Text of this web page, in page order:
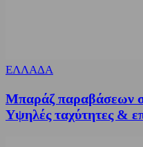
ΕΛΛΑΔΑ
Μπαράζ παραβάσεων
Υψηλές ταχύτητες &